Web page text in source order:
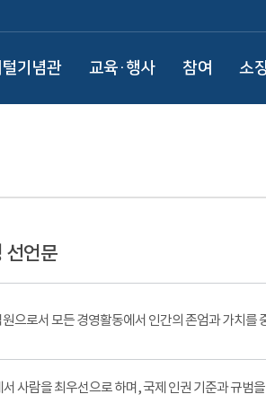
털기념관 교육·행사 참여 소
선언문
으로서 모든 경영활동에서 인간의 존엄과 가치를
사람을 최우선으로 하며, 국제 인권 기준과 규범